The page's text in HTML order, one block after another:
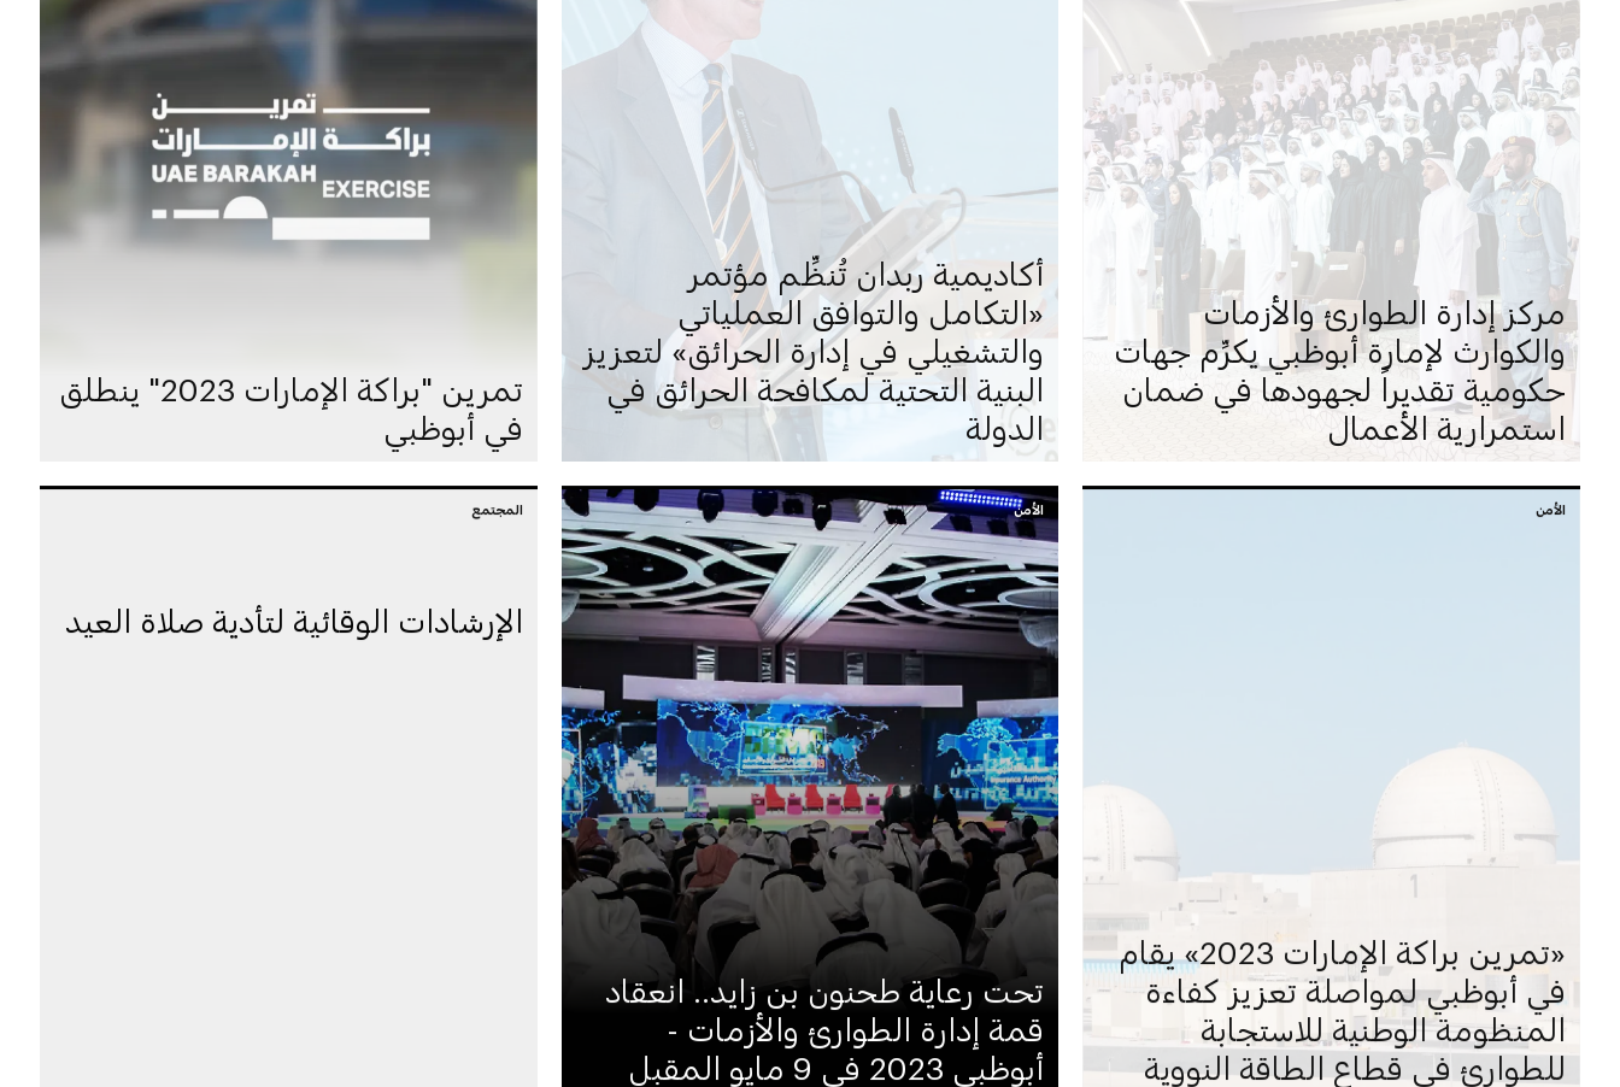
مركز إدارة الطوارئ والأزمات
والكوارث لإمارة أبوظبي يكرِّم جهات
حكومية تقديراً لجهودها في ضمان
استمرارية الأعمال
أكاديمية ربدان تُنظِّم مؤتمر
«التكامل والتوافق العملياتي
والتشغيلي في إدارة الحرائق» لتعزيز
البنية التحتية لمكافحة الحرائق في
الدولة
تمرين "براكة الإمارات 2023" ينطلق
في أبوظبي
الأمن
«تمرين براكة الإمارات 2023» يقام
في أبوظبي لمواصلة تعزيز كفاءة
المنظومة الوطنية للاستجابة
للطوارئ في قطاع الطاقة النووية
الأمن
تحت رعاية طحنون بن زايد.. انعقاد
قمة إدارة الطوارئ والأزمات -
أبوظبي 2023 في 9 مايو المقبل
المجتمع
الإرشادات الوقائية لتأدية صلاة العيد